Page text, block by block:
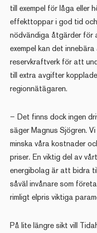
till exempel för låga eller
effekttoppar i god tid
nödvändiga åtgärder för
exempel kan det
reservkraftverk för att
till extra avgifter
regionnätägaren.
– Det finns dock ingen
säger Magnus Sjögren.
minska våra kostnader
priser. En viktig del av
energibolag är att bidra
såväl invånare som
rimligt elpris viktiga
På lite längre sikt vill